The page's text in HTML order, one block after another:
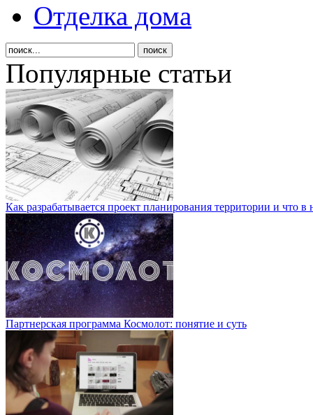
Отделка дома
Популярные статьи
Как разрабатывается проект планирования территории и что в
Партнерская программа Космолот: понятие и суть